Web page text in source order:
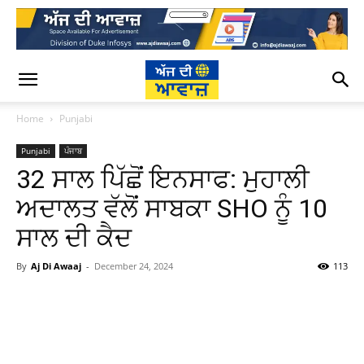
Home Punjabi
Punjabi ਪੰਜਾਬ
32 ਸਾਲ ਪਿੱਛੋਂ ਇਨਸਾਫ: ਮੁਹਾਲੀ
ਅਦਾਲਤ ਵੱਲੋਂ ਸਾਬਕਾ SHO ਨੂੰ 10
ਸਾਲ ਦੀ ਕੈਦ
By Aj Di Awaaj - December 24, 2024 113